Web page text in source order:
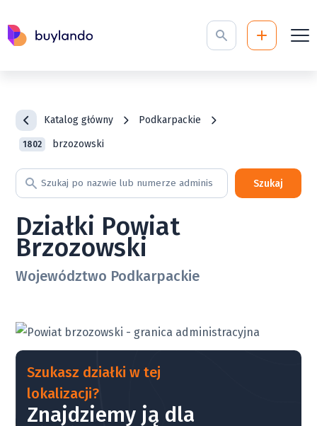
Katalog główny Podkarpackie
1802 brzozowski
Szukaj
Działki Powiat
Brzozowski
Województwo Podkarpackie
Szukasz działki w tej
lokalizacji?
Znajdziemy ją dla